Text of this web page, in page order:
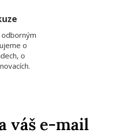
o
o
váš e-mail